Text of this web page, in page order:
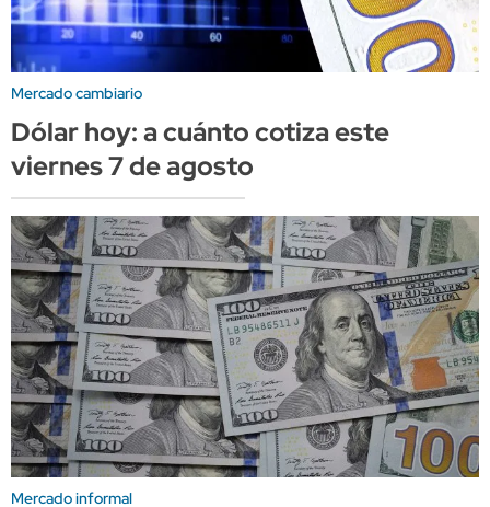
Mercado cambiario
Dólar hoy: a cuánto cotiza este
viernes 7 de agosto
Mercado informal